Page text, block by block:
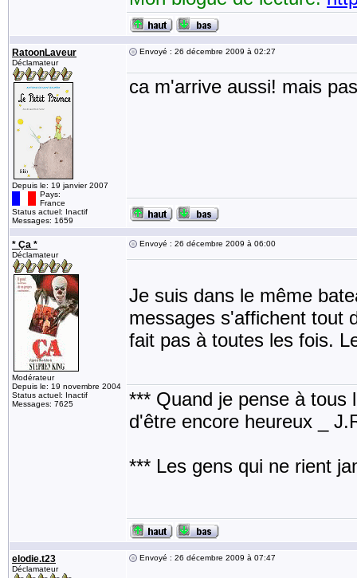
RatoonLaveur
Déclamateur
Depuis le: 19 janvier 2007
Pays:
France
Status actuel: Inactif
Messages: 1659
Envoyé : 26 décembre 2009 à 02:27
ca m'arrive aussi! mais
* Ça *
Déclamateur
Modérateur
Depuis le: 19 novembre 2004
Status actuel: Inactif
Messages: 7625
Envoyé : 26 décembre 2009 à 06:00
Je suis dans le même
messages s'affichent tout
fait pas à toutes les fois.
*** Quand je pense à tous
d'être encore heureux _
*** Les gens qui ne rient
elodie.t23
Déclamateur
Envoyé : 26 décembre 2009 à 07:47